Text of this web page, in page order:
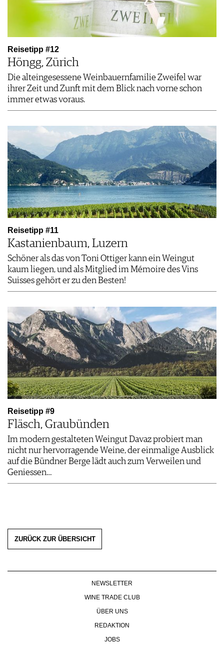
Reisetipp #12
Höngg, Zürich
Die alteingesessene Weinbauernfamilie Zweifel war
ihrer Zeit und Zunft mit dem Blick nach vorne schon
immer etwas voraus.
Reisetipp #11
Kastanienbaum, Luzern
Schöner als das von Toni Ottiger kann ein Weingut
kaum liegen, und als Mitglied im Mémoire des Vins
Suisses gehört er zu den Besten!
Reisetipp #9
Fläsch, Graubünden
Im modern gestalteten Weingut Davaz probiert man
nicht nur hervorragende Weine, der einmalige Ausblick
auf die Bündner Berge lädt auch zum Verweilen und
Geniessen…
ZURÜCK ZUR ÜBERSICHT
NEWSLETTER
WINE TRADE CLUB
ÜBER UNS
REDAKTION
JOBS